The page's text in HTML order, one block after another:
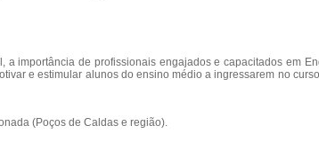
importância de profissionais engajados e capacitados em
e estimular alunos do ensino médio a ingressarem no
(Poços de Caldas e região).